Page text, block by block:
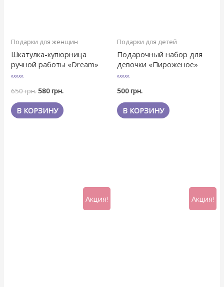
Подарки для женщин
Шкатулка-купюрница
ручной работы «Dream»
0
5
650грн.580грн.
В КОРЗИНУ
Подарки для детей
Подарочный набор для
девочки «Пироженое»
0
5
500грн.
В КОРЗИНУ
Акция! Акция!